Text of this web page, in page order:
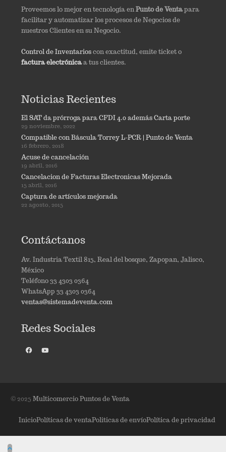
Proveemos lo mejor en tecnología enPunto de Ventapara
facilitar y automatizar los procesos de Negocios de
nuestros Clientes en su Negocio.
Control de Inventarioscon exactitud, emite ticket o
factura electrónicaa tus clientes.
Noticias Recientes
El SAT da prórroga para CFDI 4.0 además Carta porte
29 noviembre, 2022
Compatible con Báscula Torrey L-PCR | Punto de Venta
16 febrero, 2018
Acuse de cancelación
19 abril, 2016
Cancelacion de Facturas Electronicas Mejorada
15 abril, 2016
Captura de artículos mejorada
22 agosto, 2015
Contáctanos
Av. Industria Textil 815, Real del bosque, Zapopan, Jalisco,
México
Teléfono 33 4303 0364
WhatsApp 33 4303 0364
ventas@sistemadeventa.com
Redes Sociales
© 2025 Multicomercio Puntos de Venta
InicioPolíticas de ventaPoliticas de envíoPolítica de privacidad